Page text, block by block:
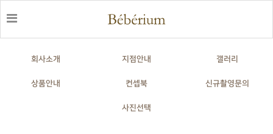
회사소개 지점안내 갤러리
상품안내 컨셉북 신규촬영문의
사진선택